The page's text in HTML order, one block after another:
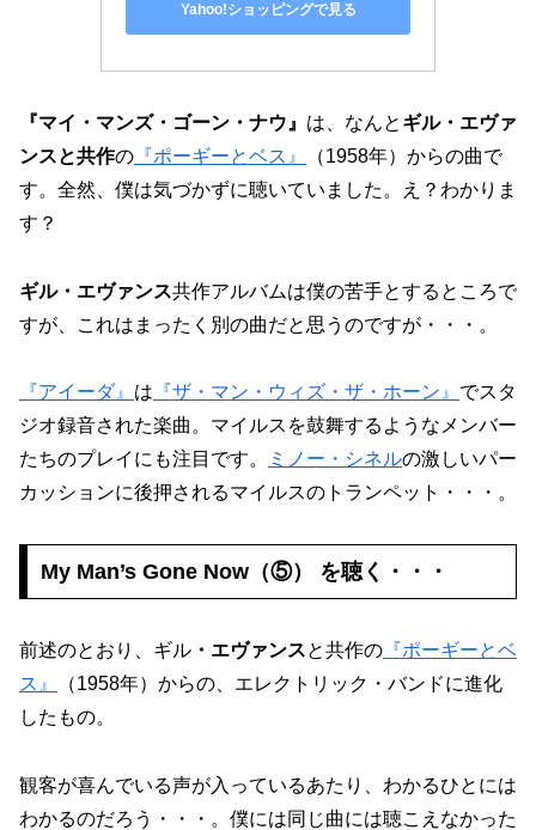
Yahoo!ショッピングで見る
『マイ・マンズ・ゴーン・ナウ』 は、なんと ギル・エヴァ
ンスと共作の 『ポーギーとベス』
（1958年）からの曲で
す。全然、僕は気づかずに聴いていました。え？わかりま
す？
ギル・エヴァンス共作アルバムは僕の苦手とするところで
すが、これはまったく別の曲だと思うのですが・・・。
『アイーダ』 は 『ザ・マン・ウィズ・ザ・ホーン』 でスタ
ジオ録音された楽曲。マイルスを鼓舞するようなメンバー
たちのプレイにも注目です。
ミノー・シネルの激しいパー
カッションに後押されるマイルスのトランペット・・・。
My Man’s Gone Now（⑤） を聴く・・・
前述のとおり、ギル ・エヴァンスと共作の 『ポーギーとベ
ス』
（1958年）からの、エレクトリック・バンドに進化
したもの。
観客が喜んでいる声が入っているあたり、わかるひとには
わかるのだろう・・・。僕には同じ曲には聴こえなかった